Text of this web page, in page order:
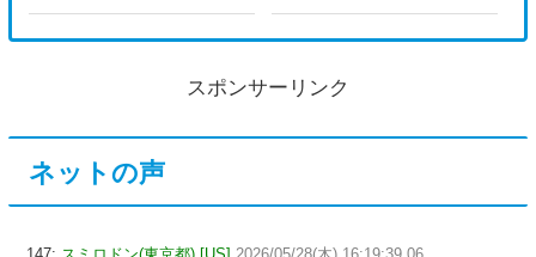
スポンサーリンク
ネットの声